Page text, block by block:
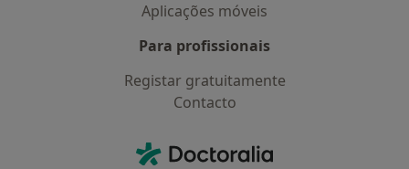
Aplicações móveis
Para profissionais
Registar gratuitamente
Contacto
Doctoralia - Homepage